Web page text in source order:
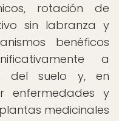
rotación de
sin labranza y
benéficos
a
del suelo y, en
enfermedades y
medicinales